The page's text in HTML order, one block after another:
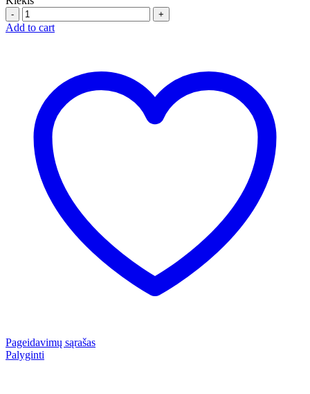
Quantity
Add to cart
Pageidavimų sąrašas
Palyginti